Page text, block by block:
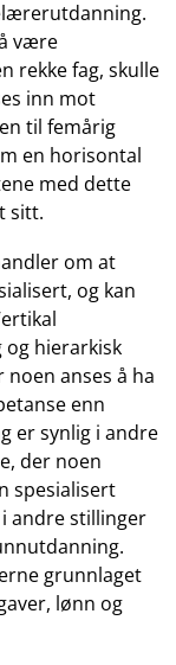
være
rekke fag, skulle
inn mot
til femårig
en horisontal
med dette
sitt.
om at
og kan
hierarkisk
anses å ha
enn
er synlig i andre
der noen
spesialisert
andre stillinger
grunnlaget
lønn og